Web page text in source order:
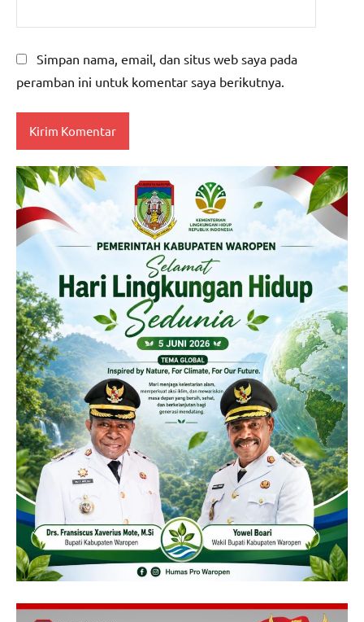
Simpan nama, email, dan situs web saya pada
peramban ini untuk komentar saya berikutnya.